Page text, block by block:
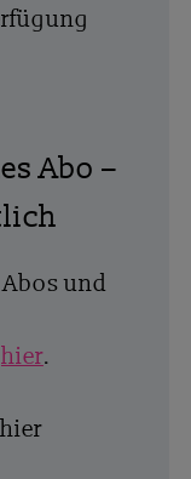
Abo –
und
hier.